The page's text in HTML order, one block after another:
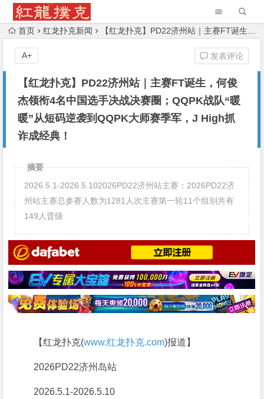
首页 红龙扑克新闻 【红龙扑克】PD22济州站｜主赛FT诞生，何俊杰领衔4名中国选手决战决赛圈；QQPK战队“暖暖”从短码逆袭到QQPK大师赛季军，J High抓诈成经典！
【红龙扑克】PD22济州站｜主赛FT诞生，何俊
杰领衔4名中国选手决战决赛圈；QQPK战队“暖
暖”从短码逆袭到QQPK大师赛季军，J High抓
诈成经典！
发表评论
A+
摘要
2026.5.1-2026.5.102026PD22济州站主赛：2026PD22济
州站主赛总参赛人数为1281人次主赛第一轮11个组别共有
149人晋级
【红龙扑克(www.红龙扑克.com)报道】
2026PD22济州岛站
2026.5.1-2026.5.10